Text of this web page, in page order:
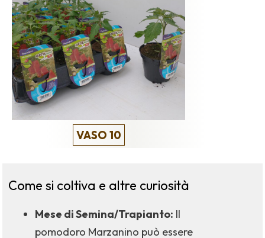
VASO 10
Come si coltiva e altre curiosità
Mese di Semina/Trapianto: Il
pomodoro Marzanino può essere